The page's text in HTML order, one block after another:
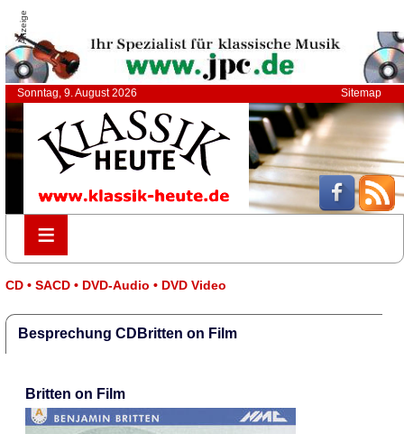
Anzeige
Sonntag, 9. August 2026 Sitemap
≡
≡
CD • SACD • DVD-Audio • DVD Video
Besprechung CDBritten on Film
Britten on Film